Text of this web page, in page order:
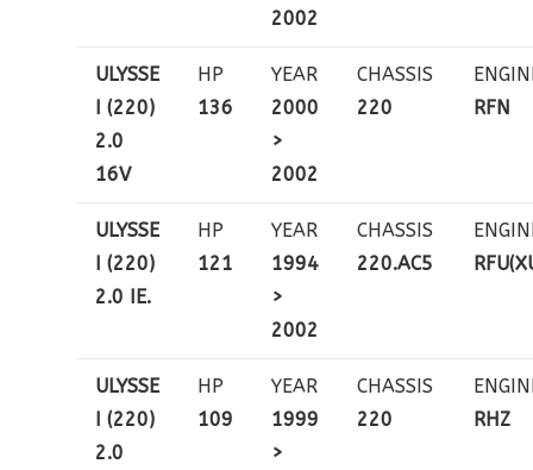
2002
ULYSSE
I (220)
2.0
16V
HP
136
YEAR
2000
>
2002
CHASSIS
220
RFN
ULYSSE
I (220)
2.0 IE.
HP
121
YEAR
1994
>
2002
CHASSIS
220.AC5
ULYSSE
I (220)
2.0
HP
109
YEAR
1999
>
CHASSIS
220
RHZ